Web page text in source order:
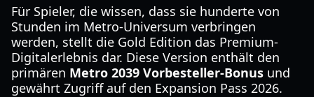
Für Spieler, die wissen, dass sie hunderte von
Stunden im Metro-Universum verbringen
werden, stellt die Gold Edition das Premium-
Digitalerlebnis dar. Diese Version enthält den
primären Metro 2039 Vorbesteller-Bonus und
gewährt Zugriff auf den Expansion Pass 2026.